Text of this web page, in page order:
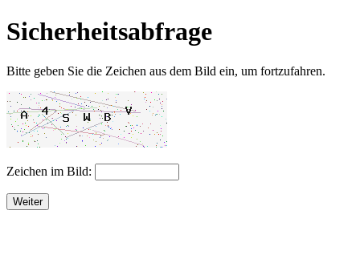
Sicherheitsabfrage
Bitte geben Sie die Zeichen aus dem Bild ein, um fortzufahren.
Zeichen im Bild:
Weiter